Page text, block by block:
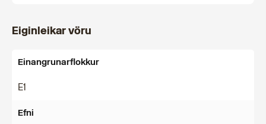
Eiginleikar vöru
Einangrunarflokkur
E1
Efni